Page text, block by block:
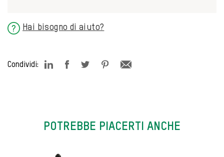
? Hai bisogno di aiuto?
Condividi:
POTREBBE PIACERTI ANCHE